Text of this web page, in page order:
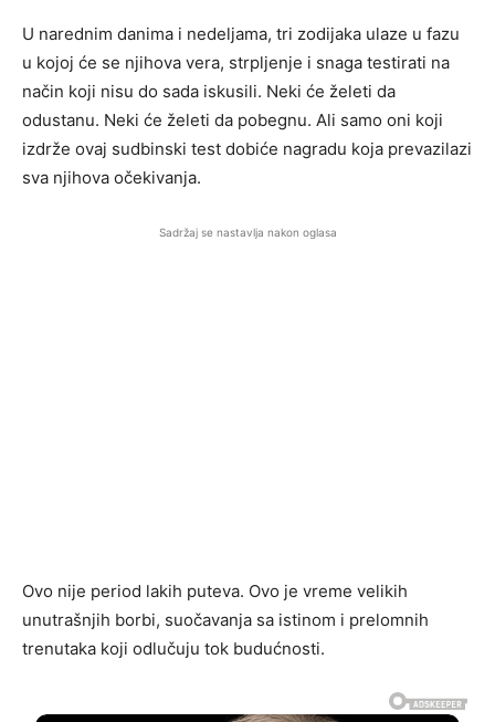
U narednim danima i nedeljama, tri zodijaka ulaze u fazu
u kojoj će se njihova vera, strpljenje i snaga testirati na
način koji nisu do sada iskusili. Neki će želeti da
odustanu. Neki će želeti da pobegnu. Ali samo oni koji
izdrže ovaj sudbinski test dobiće nagradu koja prevazilazi
sva njihova očekivanja.
Sadržaj se nastavlja nakon oglasa
Ovo nije period lakih puteva. Ovo je vreme velikih
unutrašnjih borbi, suočavanja sa istinom i prelomnih
trenutaka koji odlučuju tok budućnosti.